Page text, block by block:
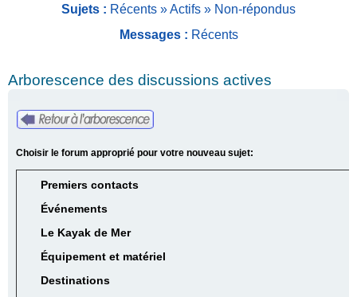
Sujets : Récents »Actifs » Non-répondus
Messages : Récents
Arborescence des discussions actives
Choisir le forum approprié pour votre nouveau sujet:
Premiers contacts
Événements
Le Kayak de Mer
Équipement et matériel
Destinations